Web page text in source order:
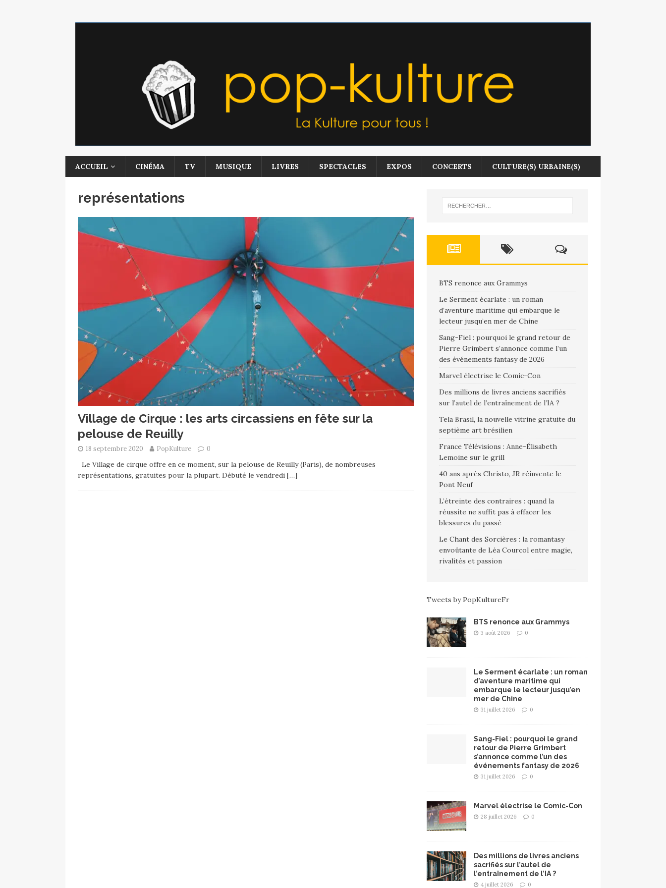
ACCUEIL CINÉMA TV MUSIQUE LIVRES SPECTACLES EXPOS CONCERTS CULTURE(S) URBAINE(S)
représentations
Village de Cirque : les arts circassiens en fête sur la
pelouse de Reuilly
18 septembre 2020 PopKulture 0
Le Village de cirque offre en ce moment, sur la pelouse de Reuilly (Paris), de nombreuses
représentations, gratuites pour la plupart. Débuté le vendredi […]
BTS renonce aux Grammys
Le Serment écarlate : un roman
d’aventure maritime qui embarque le
lecteur jusqu’en mer de Chine
Sang-Fiel : pourquoi le grand retour de
Pierre Grimbert s’annonce comme l’un
des événements fantasy de 2026
Marvel électrise le Comic-Con
Des millions de livres anciens sacrifiés
sur l’autel de l’entraînement de l’IA ?
Tela Brasil, la nouvelle vitrine gratuite du
septième art brésilien
France Télévisions : Anne-Élisabeth
Lemoine sur le grill
40 ans après Christo, JR réinvente le
Pont Neuf
L’étreinte des contraires : quand la
réussite ne suffit pas à effacer les
blessures du passé
Le Chant des Sorcières : la romantasy
envoûtante de Léa Courcol entre magie,
rivalités et passion
Tweets by PopKultureFr
BTS renonce aux Grammys
3 août 2026 0
Le Serment écarlate : un roman
d’aventure maritime qui
embarque le lecteur jusqu’en
mer de Chine
31 juillet 2026 0
Sang-Fiel : pourquoi le grand
retour de Pierre Grimbert
s’annonce comme l’un des
événements fantasy de 2026
31 juillet 2026 0
Marvel électrise le Comic-Con
28 juillet 2026 0
Des millions de livres anciens
sacrifiés sur l’autel de
l’entraînement de l’IA ?
4 juillet 2026 0